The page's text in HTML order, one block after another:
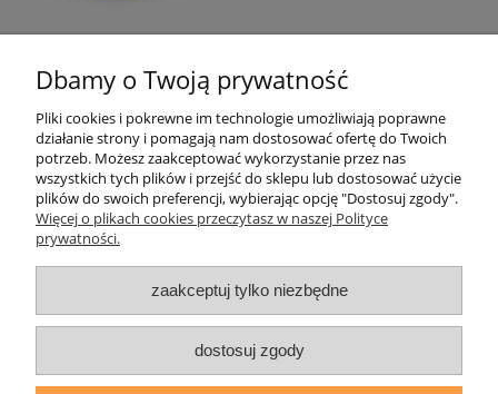
3
Pomoc
Moje konto
Informacje
O nas
Dbamy o Twoją prywatność
Pliki cookies i pokrewne im technologie umożliwiają poprawne
działanie strony i pomagają nam dostosować ofertę do Twoich
potrzeb. Możesz zaakceptować wykorzystanie przez nas
wszystkich tych plików i przejść do sklepu lub dostosować użycie
plików do swoich preferencji, wybierając opcję "Dostosuj zgody".
Więcej o plikach cookies przeczytasz w naszej Polityce
prywatności.
zaakceptuj tylko niezbędne
dostosuj zgody